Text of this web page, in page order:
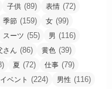
子供 (89) 表情 (72)
季節 (159) 女 (99)
スーツ (55) 男 (116)
さん (86) 黄色 (39)
夏 (72) 仕事 (79)
イベント (224) 男性 (116)